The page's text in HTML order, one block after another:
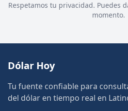
Respetamos tu privacidad. Puedes
momento.
Dólar Hoy
Tu fuente confiable para
del dólar en tiempo real en